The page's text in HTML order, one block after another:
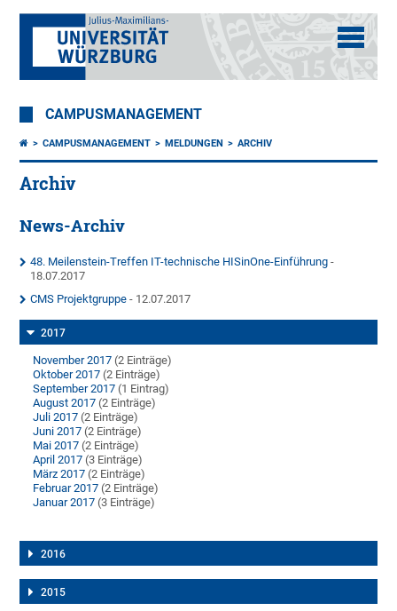
CAMPUSMANAGEMENT
CAMPUSMANAGEMENT MELDUNGEN ARCHIV
Archiv
News-Archiv
48. Meilenstein-Treffen IT-technische HISinOne-Einführung -
18.07.2017
CMS Projektgruppe - 12.07.2017
2017
November 2017 (2 Einträge)
Oktober 2017 (2 Einträge)
September 2017 (1 Eintrag)
August 2017 (2 Einträge)
Juli 2017 (2 Einträge)
Juni 2017 (2 Einträge)
Mai 2017 (2 Einträge)
April 2017 (3 Einträge)
März 2017 (2 Einträge)
Februar 2017 (2 Einträge)
Januar 2017 (3 Einträge)
2016
2015